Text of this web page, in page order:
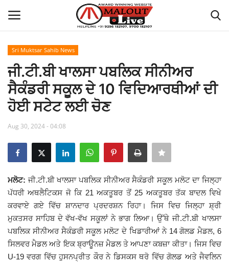
Home
How to Reach Malout
Malout News
History of Malout
Giddarbaha
Sri Muktsar Sahib News
ਜੀ.ਟੀ.ਬੀ ਖਾਲਸਾ ਪਬਲਿਕ ਸੀਨੀਅਰ
ਸੈਕੰਡਰੀ ਸਕੂਲ ਦੇ 10 ਵਿਦਿਆਰਥੀਆਂ ਦੀ
ਹੋਈ ਸਟੇਟ ਲਈ ਚੋਣ
Aug 30, 2024 - 04:08
ਮਲੋਟ: ਜੀ.ਟੀ.ਬੀ ਖਾਲਸਾ ਪਬਲਿਕ ਸੀਨੀਅਰ ਸੈਕੰਡਰੀ ਸਕੂਲ ਮਲੋਟ ਦਾ ਜਿਲ੍ਹਾ
ਪੱਧਰੀ ਅਥਲੈਟਿਕਸ ਜੋ ਕਿ 21 ਅਕਤੂਬਰ ਤੋਂ 25 ਅਕਤੂਬਰ ਤੱਕ ਬਾਦਲ ਵਿਖੇ
ਕਰਵਾਏ ਗਏ ਵਿੱਚ ਸ਼ਾਨਦਾਰ ਪ੍ਰਦਰਸ਼ਨ ਰਿਹਾ। ਜਿਸ ਵਿਚ ਜਿਲ੍ਹਾ ਸ਼੍ਰੀ
ਮੁਕਤਸਰ ਸਾਹਿਬ ਦੇ ਵੱਖ-ਵੱਖ ਸਕੂਲਾਂ ਨੇ ਭਾਗ ਲਿਆ। ਉੱਥੇ ਜੀ.ਟੀ.ਬੀ ਖਾਲਸਾ
ਪਬਲਿਕ ਸੀਨੀਅਰ ਸੈਕੰਡਰੀ ਸਕੂਲ ਮਲੋਟ ਦੇ ਖਿਡਾਰੀਆਂ ਨੇ 14 ਗੋਲਡ ਮੈਡਲ, 6
ਸਿਲਵਰ ਮੈਡਲ ਅਤੇ ਇਕ ਬ੍ਰਾਊਨਜ਼ ਮੈਡਲ ਤੇ ਆਪਣਾ ਕਬਜ਼ਾ ਕੀਤਾ। ਜਿਸ ਵਿਚ
U-19 ਵਰਗ ਵਿੱਚ ਹੁਸਨਪ੍ਰੀਤ ਕੌਰ ਨੇ ਡਿਸਕਸ ਥਰੋ ਵਿੱਚ ਗੋਲਡ ਅਤੇ ਜੈਵਲਿਨ